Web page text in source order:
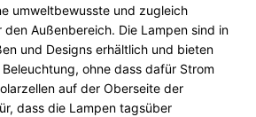
umweltbewusste und zugleich
Außenbereich. Die Lampen sind in
und Designs erhältlich und bieten
ohne dass dafür Strom
auf der Oberseite der
dass die Lampen tagsüber